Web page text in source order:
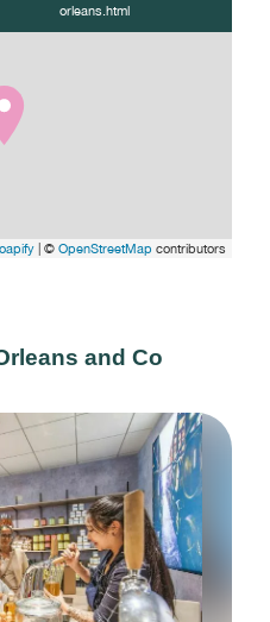
orleans.html
| © OpenStreetMap contributors
and Co